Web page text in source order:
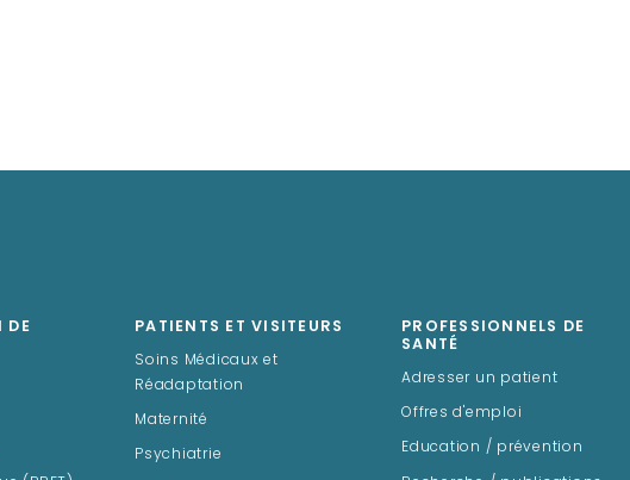
DE
PATIENTS ET VISITEURS
Soins Médicaux et
Réadaptation
Maternité
Psychiatrie
PROFESSIONNELS DE
SANTÉ
Adresser un patient
Offres d'emploi
Education / prévention